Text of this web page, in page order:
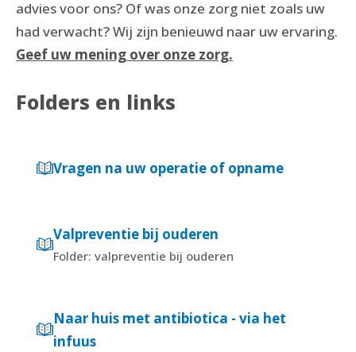
advies voor ons? Of was onze zorg niet zoals uw
had verwacht? Wij zijn benieuwd naar uw ervaring.
Geef uw mening over onze zorg.
Folders en links
Vragen na uw operatie of opname
Valpreventie bij ouderen
Folder: valpreventie bij ouderen
Naar huis met antibiotica - via het
infuus